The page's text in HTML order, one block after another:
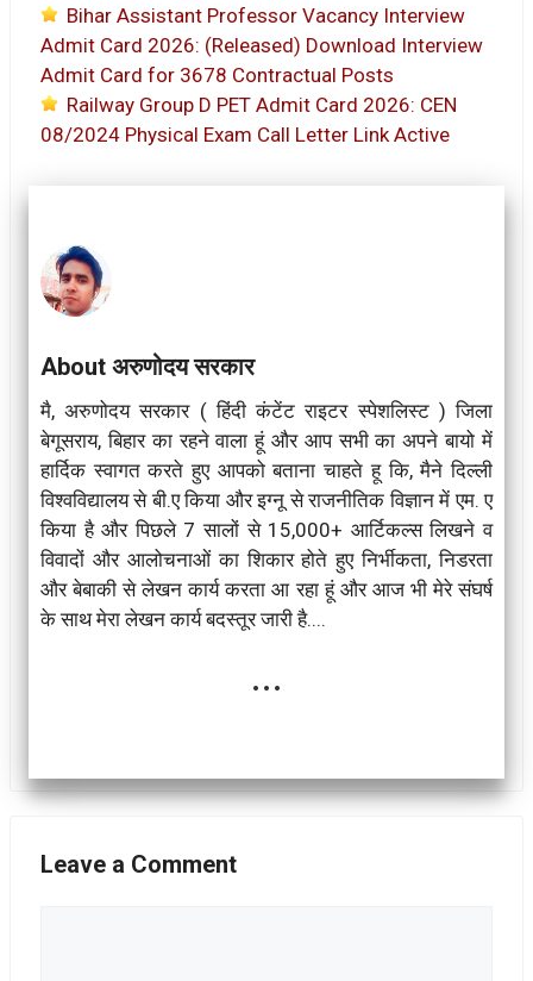
Bihar Assistant Professor Vacancy Interview
Admit Card 2026: (Released) Download Interview
Admit Card for 3678 Contractual Posts
Railway Group D PET Admit Card 2026: CEN
08/2024 Physical Exam Call Letter Link Active
About अरुणोदय सरकार
मै, अरुणोदय सरकार ( हिंदी कंटेंट राइटर स्पेशलिस्ट ) जिला
बेगूसराय, बिहार का रहने वाला हूं और आप सभी का अपने बायो में
हार्दिक स्वागत करते हुए आपको बताना चाहते हू कि, मैने दिल्ली
विश्वविद्यालय से बी.ए किया और इग्नू से राजनीतिक विज्ञान में एम. ए
किया है और पिछले 7 सालों से 15,000+ आर्टिकल्स लिखने व
विवादों और आलोचनाओं का शिकार होते हुए निर्भीकता, निडरता
और बेबाकी से लेखन कार्य करता आ रहा हूं और आज भी मेरे संघर्ष
के साथ मेरा लेखन कार्य बदस्तूर जारी है....
...
Leave a Comment